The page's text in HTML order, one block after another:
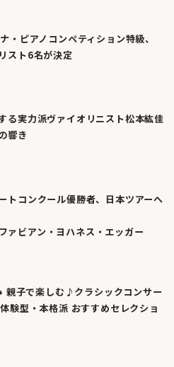
・ピアノコンペティション特級、
スト6名が決定
る実力派ヴァイオリニスト松本紘佳
響き
トコンクール優勝者、日本ツアーへ
ァビアン・ヨハネス・エッガー
親子で楽しむ♪クラシックコンサー
験型・本格派 おすすめセレクショ